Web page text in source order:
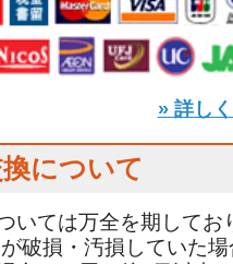
» 詳し
換について
いては万全を期してお
破損・汚損していた